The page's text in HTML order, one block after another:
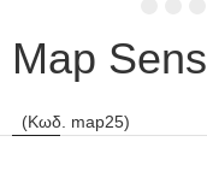
Map
(Κωδ. map25)